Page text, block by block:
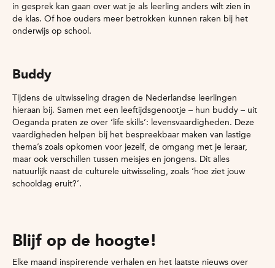
in gesprek kan gaan over wat je als leerling anders wilt zien in
de klas. Of hoe ouders meer betrokken kunnen raken bij het
onderwijs op school.
Buddy
Tijdens de uitwisseling dragen de Nederlandse leerlingen
hieraan bij. Samen met een leeftijdsgenootje – hun buddy – uit
Oeganda praten ze over ‘life skills’: levensvaardigheden. Deze
vaardigheden helpen bij het bespreekbaar maken van lastige
thema’s zoals opkomen voor jezelf, de omgang met je leraar,
maar ook verschillen tussen meisjes en jongens. Dit alles
natuurlijk naast de culturele uitwisseling, zoals ‘hoe ziet jouw
schooldag eruit?’.
Blijf op de hoogte!
Elke maand inspirerende verhalen en het laatste nieuws over